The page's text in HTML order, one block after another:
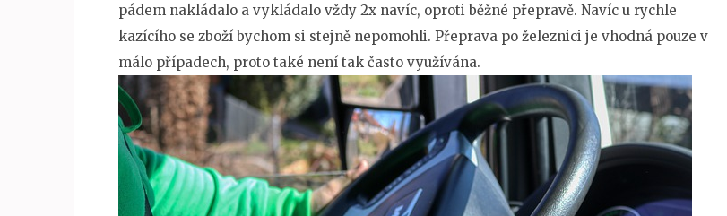
pádem nakládalo a vykládalo vždy 2x navíc, oproti běžné přepravě. Navíc u rychle
kazícího se zboží bychom si stejně nepomohli. Přeprava po železnici je vhodná pouze v
málo případech, proto také není tak často využívána.